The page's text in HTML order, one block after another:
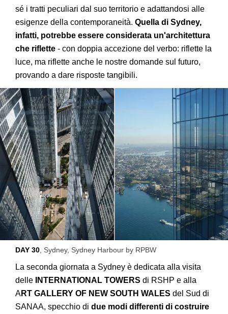
sé i tratti peculiari dal suo territorio e adattandosi alle
esigenze della contemporaneità. Quella di Sydney,
infatti, potrebbe essere considerata un'architettura
che riflette - con doppia accezione del verbo: riflette la
luce, ma riflette anche le nostre domande sul futuro,
provando a dare risposte tangibili.
DAY 30 , Sydney, Sydney Harbour by RPBW
La seconda giornata a Sydney è dedicata alla visita
delle INTERNATIONAL TOWERS di RSHP e alla
ART GALLERY OF NEW SOUTH WALES del Sud di
SANAA, specchio di due modi differenti di costruire